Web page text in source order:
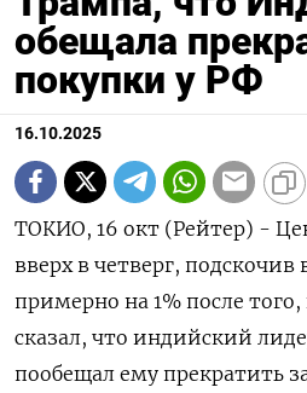
обещала
покупки у РФ
16.10.2025
ТОКИО, 16 окт (Рейтер) -
вверх в четверг, подскочив
примерно на 1% после
сказал, что индийский
пообещал ему прекратить